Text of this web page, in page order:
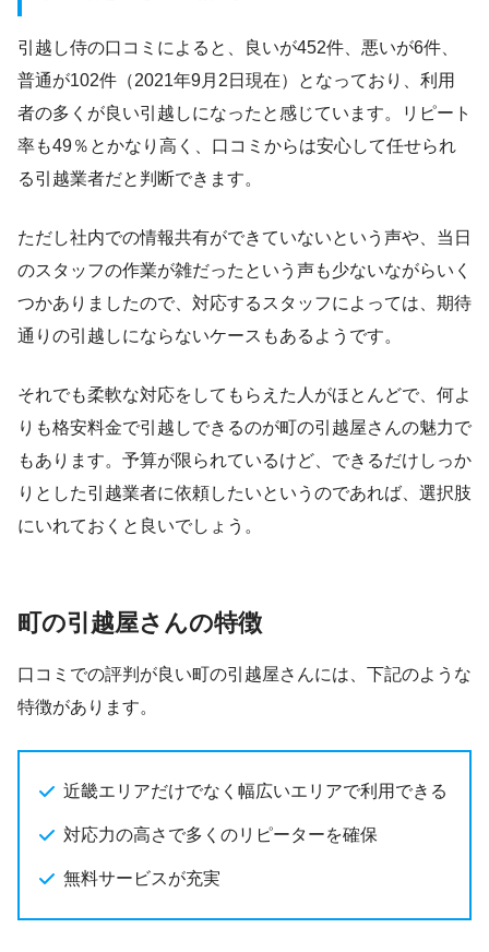
引越し侍の口コミによると、良いが452件、悪いが6件、
普通が102件（2021年9月2日現在）となっており、利用
者の多くが良い引越しになったと感じています。リピート
率も49％とかなり高く、口コミからは安心して任せられ
る引越業者だと判断できます。
ただし社内での情報共有ができていないという声や、当日
のスタッフの作業が雑だったという声も少ないながらいく
つかありましたので、対応するスタッフによっては、期待
通りの引越しにならないケースもあるようです。
それでも柔軟な対応をしてもらえた人がほとんどで、何よ
りも格安料金で引越しできるのが町の引越屋さんの魅力で
もあります。予算が限られているけど、できるだけしっか
りとした引越業者に依頼したいというのであれば、選択肢
にいれておくと良いでしょう。
町の引越屋さんの特徴
口コミでの評判が良い町の引越屋さんには、下記のような
特徴があります。
近畿エリアだけでなく幅広いエリアで利用できる
対応力の高さで多くのリピーターを確保
無料サービスが充実